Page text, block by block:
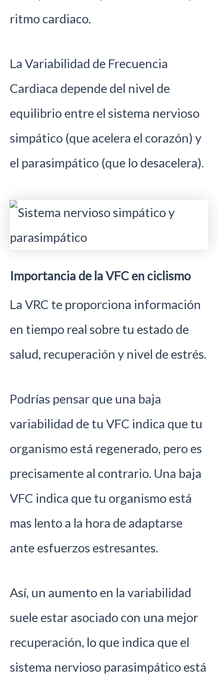
ritmo cardiaco.
La Variabilidad de Frecuencia
Cardiaca depende del nivel de
equilibrio entre el sistema nervioso
simpático (que acelera el corazón) y
el parasimpático (que lo desacelera).
Importancia de la VFC en ciclismo
La VRC te proporciona información
en tiempo real sobre tu estado de
salud, recuperación y nivel de estrés.
Podrías pensar que una baja
variabilidad de tu VFC indica que tu
organismo está regenerado, pero es
precisamente al contrario. Una baja
VFC indica que tu organismo está
mas lento a la hora de adaptarse
ante esfuerzos estresantes.
Así, un aumento en la variabilidad
suele estar asociado con una mejor
recuperación, lo que indica que el
sistema nervioso parasimpático está